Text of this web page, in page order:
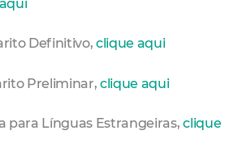
Definitivo,clique aqui
Preliminar,clique aqui
para Línguas Estrangeiras,clique